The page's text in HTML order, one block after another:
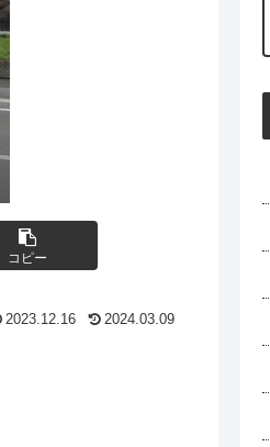
コピー
2023.12.16 2024.03.09